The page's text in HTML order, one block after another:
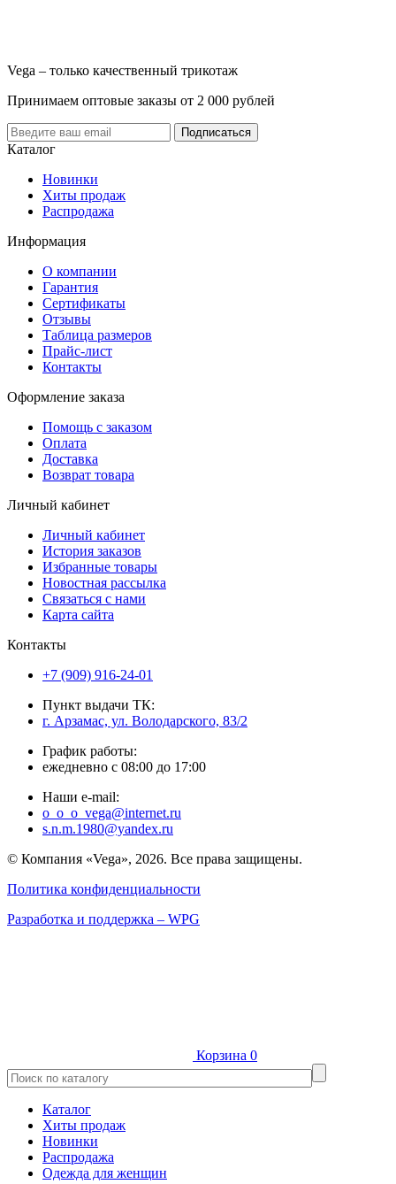
Vega – только качественный трикотаж
Принимаем оптовые заказы от 2 000 рублей
Каталог
Новинки
Хиты продаж
Распродажа
Информация
О компании
Гарантия
Сертификаты
Отзывы
Таблица размеров
Прайс-лист
Контакты
Оформление заказа
Помощь с заказом
Оплата
Доставка
Возврат товара
Личный кабинет
Личный кабинет
История заказов
Избранные товары
Новостная рассылка
Связаться с нами
Карта сайта
Контакты
+7 (909) 916-24-01
Пункт выдачи ТК:
г. Арзамас, ул. Володарского, 83/2
График работы:
ежедневно с 08:00 до 17:00
Наши e-mail:
o_o_o_vega@internet.ru
s.n.m.1980@yandex.ru
© Компания «Vega», 2026. Все права защищены.
Политика конфиденциальности
Разработка и поддержка – WPG
Корзина 0
Каталог
Хиты продаж
Новинки
Распродажа
Одежда для женщин